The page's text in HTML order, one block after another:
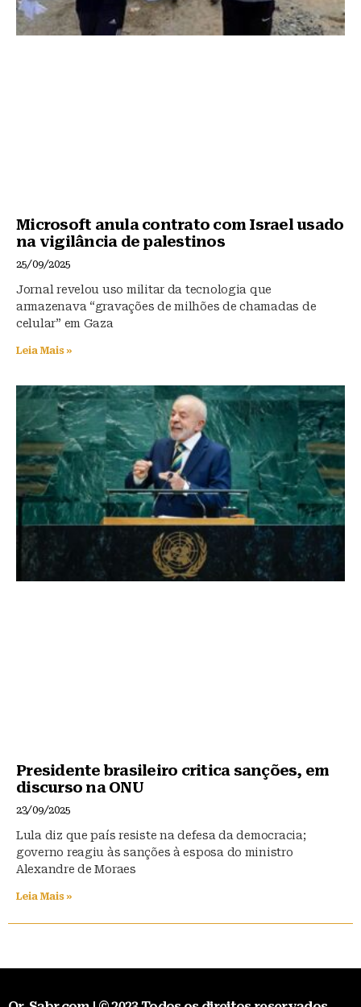
Microsoft anula contrato com Israel usado
na vigilância de palestinos
25/09/2025
Jornal revelou uso militar da tecnologia que
armazenava “gravações de milhões de chamadas de
celular” em Gaza
Leia Mais »
Presidente brasileiro critica sanções, em
discurso na ONU
23/09/2025
Lula diz que país resiste na defesa da democracia;
governo reagiu às sanções à esposa do ministro
Alexandre de Moraes
Leia Mais »